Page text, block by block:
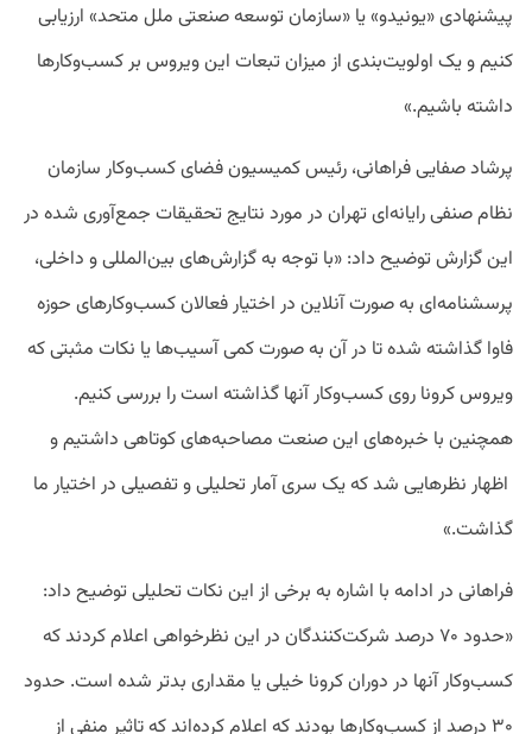
پیشنهادی «یونیدو» یا «سازمان توسعه صنعتی ملل متحد» ارزیابی
کنیم و یک اولویت‌بندی از میزان تبعات این ویروس بر کسب‌وکار‌ها
داشته باشیم.»
پرشاد صفایی فراهانی، رئیس کمیسیون فضای کسب‌وکار سازمان
نظام صنفی رایانه‌ای تهران در مورد نتایج تحقیقات جمع‌آوری شده در
این گزارش توضیح داد: «با توجه به گزارش‌های بین‌المللی و داخلی،
پرسشنامه‌ای به صورت آنلاین در اختیار فعالان کسب‌وکارهای حوزه
فاوا گذاشته شده تا در آن به صورت کمی آسیب‌ها یا نکات مثبتی که
ویروس کرونا روی کسب‌وکار آنها گذاشته است را بررسی کنیم.
همچنین با خبره‌های این صنعت مصاحبه‌های کوتاهی داشتیم و
اظهار نظر‌هایی شد که یک سری آمار تحلیلی و تفصیلی در اختیار ما
گذاشت.»
فراهانی در ادامه با اشاره به برخی از این نکات تحلیلی توضیح داد:
«حدود ۷۰ درصد شرکت‌کنندگان در این نظرخواهی اعلام کردند که
کسب‌وکار آنها در دوران کرونا خیلی یا مقداری بدتر شده است. حدود
۳۰ درصد از کسب‌وکار‌ها بودند که اعلام کرده‌اند که تاثیر منفی از